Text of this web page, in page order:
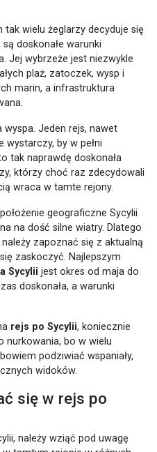
wielu żeglarzy decyduje się
są doskonałe warunki
Jej wybrzeże jest niezwykle
plaż, zatoczek, wysp i
marin, a infrastruktura
wyspa. Jeden rejs, nawet
wystarczy, by w pełni
tak naprawdę doskonała
którzy choć raz zdecydowali
wraca w tamte rejony.
geograficzne Sycylii
na dość silne wiatry. Dlatego
zapoznać się z aktualną
zaskoczyć. Najlepszym
Sycylii jest okres od maja do
doskonała, a warunki
rejs po Sycylii, koniecznie
nurkowania, bo w wielu
podziwiać wspaniały,
widoków.
się w rejs po
należy wziąć pod uwagę